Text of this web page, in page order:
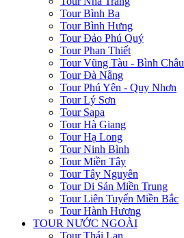
Tour Bình Ba
Tour Bình Hưng
Tour Đảo Phú Quý
Tour Phan Thiết
Tour Vũng Tàu - Bình Châu
Tour Đà Nẵng
Tour Phú Yên - Quy Nhơn
Tour Lý Sơn
Tour Sapa
Tour Hà Giang
Tour Hạ Long
Tour Ninh Bình
Tour Miền Tây
Tour Tây Nguyên
Tour Di Sản Miền Trung
Tour Liên Tuyến Miền Bắc
Tour Hành Hương
TOUR NƯỚC NGOÀI
Tour Thái Lan